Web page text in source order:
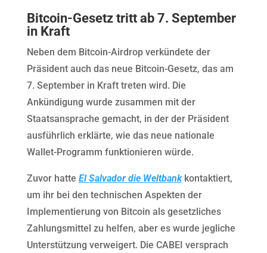
Bitcoin-Gesetz tritt ab 7. September
in Kraft
Neben dem Bitcoin-Airdrop verkündete der
Präsident auch das neue Bitcoin-Gesetz, das am
7. September in Kraft treten wird. Die
Ankündigung wurde zusammen mit der
Staatsansprache gemacht, in der der Präsident
ausführlich erklärte, wie das neue nationale
Wallet-Programm funktionieren würde.
Zuvor hatte El Salvador die Weltbankkontaktiert,
um ihr bei den technischen Aspekten der
Implementierung von Bitcoin als gesetzliches
Zahlungsmittel zu helfen, aber es wurde jegliche
Unterstützung verweigert. Die CABEI versprach